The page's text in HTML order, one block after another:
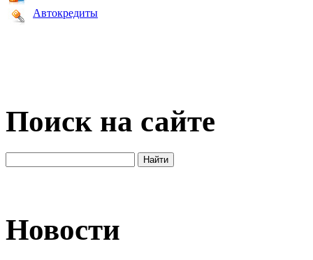
Автокредиты
Поиск на сайте
Новости